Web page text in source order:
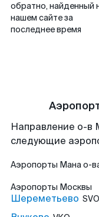
обратно, найденный
нашем сайте за
последнее время
Направление о-в
следующие
Аэропорты Мана о-
Аэропорты Москвы
Шереметьево SVO